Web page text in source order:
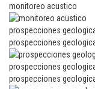
monitoreo acustico
prospecciones
prospecciones
prospecciones
prospecciones